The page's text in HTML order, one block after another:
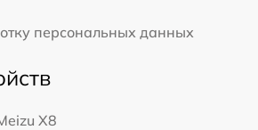
персональных данных
X8